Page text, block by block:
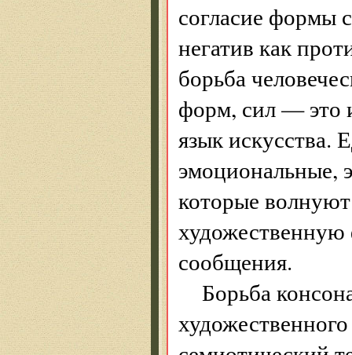
согласие формы
негатив как
борьба
форм, сил — это
язык искусства.
эмоциональные,
которые
художественную
сообщения.
Борьба